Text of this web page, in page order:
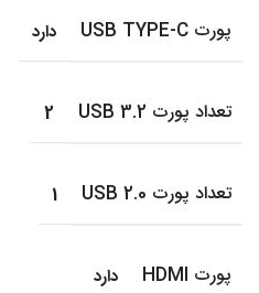
پورت USB TYPE-C دارد
تعداد پورت USB 3.2 2
تعداد پورت USB 2.0 1
پورت HDMI دارد